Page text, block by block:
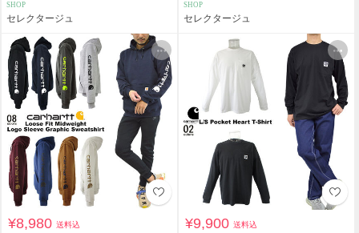
SHOP
セレクタージュ
SHOP
セレクタージュ
¥8,980送料込 ¥9,900送料込